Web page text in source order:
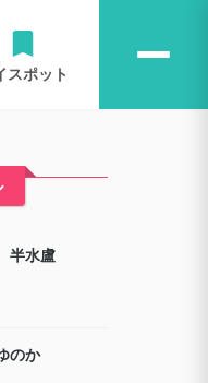
スポット
水盧
のか